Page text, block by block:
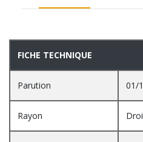
FICHE TECHNIQUE
Parution 01/
Rayon